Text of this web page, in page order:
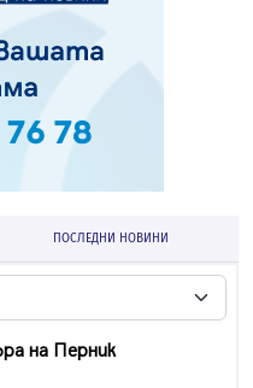
ПОСЛЕДНИ НОВИНИ
на Перник